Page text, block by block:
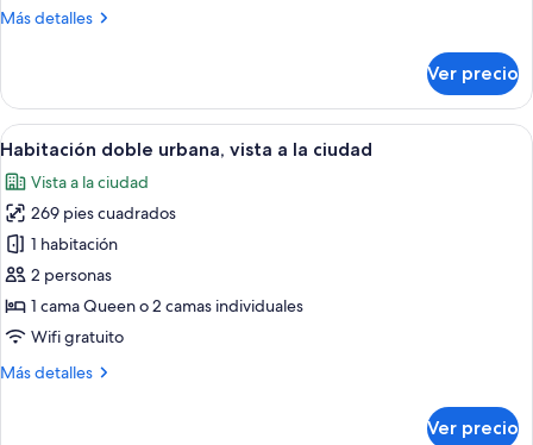
Más detalles
Más
estudio
junior
Ver precio
Abrir
todas
las
fotos
de
Habitación
doble
urbana,
a
Habitación doble urbana, vista a la
11
Habitación doble urbana, vista a la ciudad
Vista a la ciudad
269 pies cuadrados
1 habitación
2 personas
1 cama Queen o 2 camas individuales
Wifi gratuito
Más detalles
Más
Ver precio